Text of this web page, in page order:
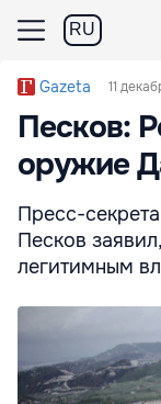
RU
Gazeta 11
Песков:
оружие
Пресс-
Песков
легитимным